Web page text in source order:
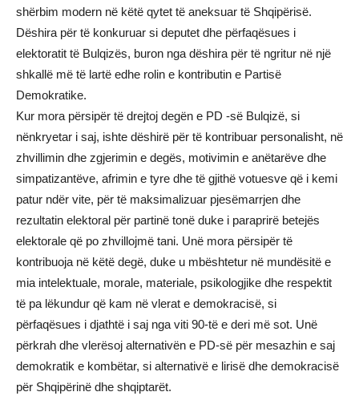
shërbim modern në këtë qytet të aneksuar të Shqipërisë.
Dëshira për të konkuruar si deputet dhe përfaqësues i
elektoratit të Bulqizës, buron nga dëshira për të ngritur në një
shkallë më të lartë edhe rolin e kontributin e Partisë
Demokratike.
Kur mora përsipër të drejtoj degën e PD -së Bulqizë, si
nënkryetar i saj, ishte dëshirë për të kontribuar personalisht, në
zhvillimin dhe zgjerimin e degës, motivimin e anëtarëve dhe
simpatizantëve, afrimin e tyre dhe të gjithë votuesve që i kemi
patur ndër vite, për të maksimalizuar pjesëmarrjen dhe
rezultatin elektoral për partinë tonë duke i paraprirë betejës
elektorale që po zhvillojmë tani. Unë mora përsipër të
kontribuoja në këtë degë, duke u mbështetur në mundësitë e
mia intelektuale, morale, materiale, psikologjike dhe respektit
të pa lëkundur që kam në vlerat e demokracisë, si
përfaqësues i djathtë i saj nga viti 90-të e deri më sot. Unë
përkrah dhe vlerësoj alternativën e PD-së për mesazhin e saj
demokratik e kombëtar, si alternativë e lirisë dhe demokracisë
për Shqipërinë dhe shqiptarët.